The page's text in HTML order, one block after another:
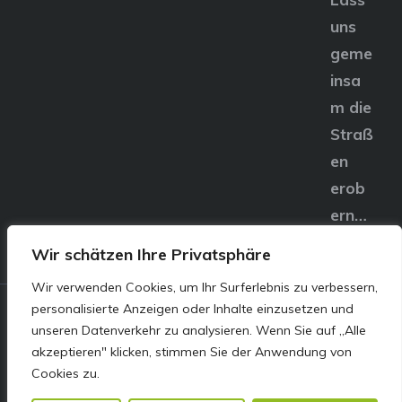
Wir schätzen Ihre Privatsphäre
Wir verwenden Cookies, um Ihr Surferlebnis zu verbessern,
personalisierte Anzeigen oder Inhalte einzusetzen und
unseren Datenverkehr zu analysieren. Wenn Sie auf „Alle
akzeptieren" klicken, stimmen Sie der Anwendung von
Cookies zu.
uns
geme
insa
m die
Straß
en
erob
ern…
© E&S Motors GmbH,
Linzer Straße 83 4240
Freistadt